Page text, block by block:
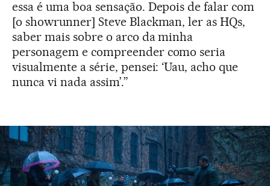
essa é uma boa sensação. Depois de falar com
[o showrunner] Steve Blackman, ler as HQs,
saber mais sobre o arco da minha
personagem e compreender como seria
visualmente a série, pensei: ‘Uau, acho que
nunca vi nada assim’.”